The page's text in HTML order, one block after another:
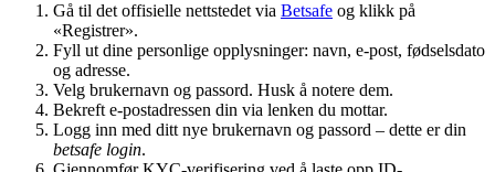
Gå til det offisielle nettstedet via Betsafe og klikk på
«Registrer».
Fyll ut dine personlige opplysninger: navn, e-post, fødselsdato
og adresse.
Velg brukernavn og passord. Husk å notere dem.
Bekreft e-postadressen din via lenken du mottar.
Logg inn med ditt nye brukernavn og passord – dette er din
betsafe login.